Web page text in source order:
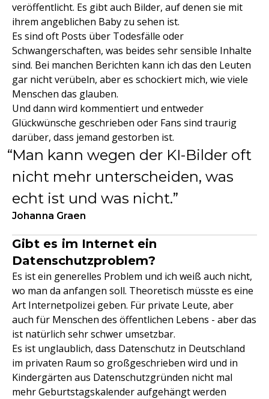
veröffentlicht. Es gibt auch Bilder, auf denen sie mit
ihrem angeblichen Baby zu sehen ist.
Es sind oft Posts über Todesfälle oder
Schwangerschaften, was beides sehr sensible Inhalte
sind. Bei manchen Berichten kann ich das den Leuten
gar nicht verübeln, aber es schockiert mich, wie viele
Menschen das glauben.
Und dann wird kommentiert und entweder
Glückwünsche geschrieben oder Fans sind traurig
darüber, dass jemand gestorben ist.
Man kann wegen der KI-Bilder oft
nicht mehr unterscheiden, was
echt ist und was nicht.
Johanna Graen
Gibt es im Internet ein
Datenschutzproblem?
Es ist ein generelles Problem und ich weiß auch nicht,
wo man da anfangen soll. Theoretisch müsste es eine
Art Internetpolizei geben. Für private Leute, aber
auch für Menschen des öffentlichen Lebens - aber das
ist natürlich sehr schwer umsetzbar.
Es ist unglaublich, dass Datenschutz in Deutschland
im privaten Raum so großgeschrieben wird und in
Kindergärten aus Datenschutzgründen nicht mal
mehr Geburtstagskalender aufgehängt werden